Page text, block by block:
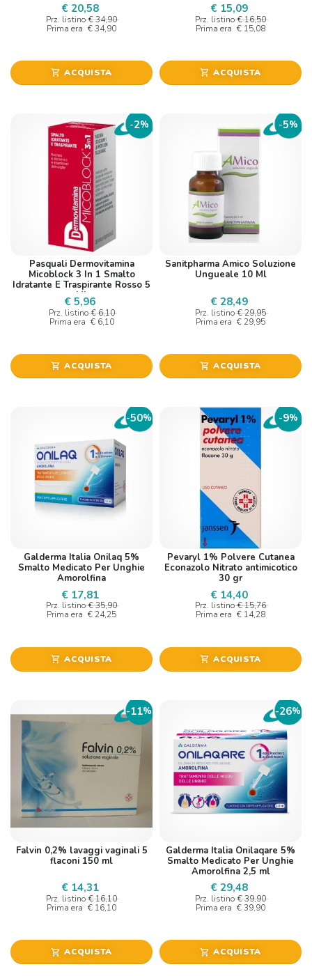
€ 20,58
Prz. listino € 34,90
Prima era € 34,90
shopping_cart ACQUISTA
€ 15,09
Prz. listino € 16,50
Prima era € 15,08
shopping_cart ACQUISTA
-2%
Pasquali Dermovitamina
Micoblock 3 In 1 Smalto
Idratante E Traspirante Rosso 5
Ml
€ 5,96
Prz. listino € 6,10
Prima era € 6,10
shopping_cart ACQUISTA
-5%
Sanitpharma Amico Soluzione
Ungueale 10 Ml
€ 28,49
Prz. listino € 29,95
Prima era € 29,95
shopping_cart ACQUISTA
-50%
Galderma Italia Onilaq 5%
Smalto Medicato Per Unghie
Amorolfina
€ 17,81
Prz. listino € 35,90
Prima era € 24,25
shopping_cart ACQUISTA
-9%
Pevaryl 1% Polvere Cutanea
Econazolo Nitrato antimicotico
30 gr
€ 14,40
Prz. listino € 15,76
Prima era € 14,28
shopping_cart ACQUISTA
-11%
Falvin 0,2% lavaggi vaginali 5
flaconi 150 ml
€ 14,31
Prz. listino € 16,10
Prima era € 16,10
shopping_cart ACQUISTA
-26%
Galderma Italia Onilaqare 5%
Smalto Medicato Per Unghie
Amorolfina 2,5 ml
€ 29,48
Prz. listino € 39,90
Prima era € 39,90
shopping_cart ACQUISTA